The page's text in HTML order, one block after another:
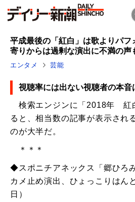
平成最後の「紅白」は歌よりパフ
寄りからは過剰な演出に不満の
エンタメ 芸能
視聴率には出ない視聴者の本音
検索エンジンに「2018年 紅
ると、相当数の記事が表示され
のが大半だ。
＊＊＊
◆スポニチアネックス「郷ひろ
カメ止め演出、ひょっこりはん
日）